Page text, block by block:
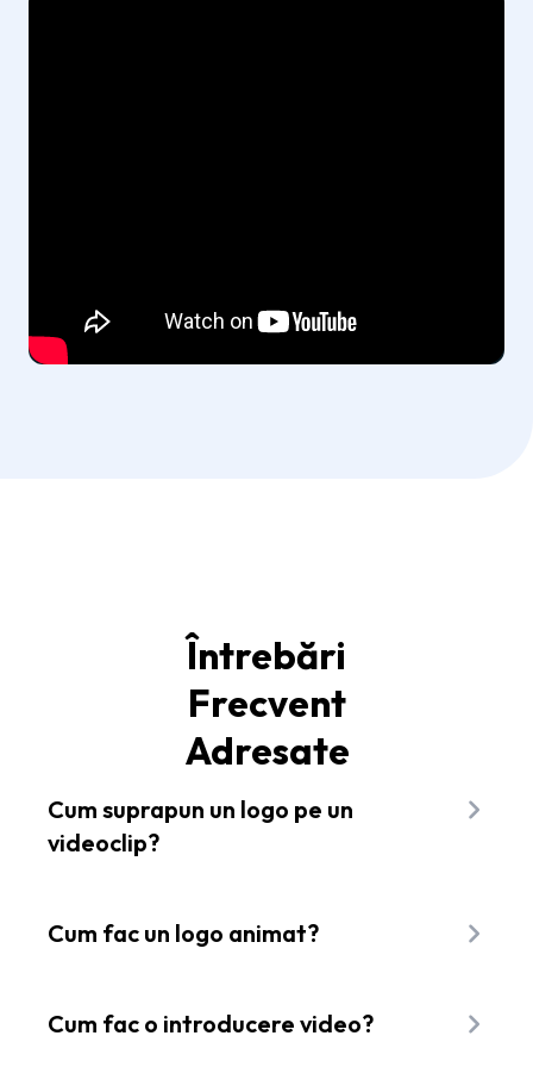
Întrebări
Frecvent
Adresate
Cum suprapun un logo pe un
videoclip?
trebuie să faci este să tragi logo-ul peste video
folosind un editor video online precum Flixier.
Cum fac un logo animat?
folosești keyframe-uri pentru a adăuga zoom
Cum fac o introducere video?